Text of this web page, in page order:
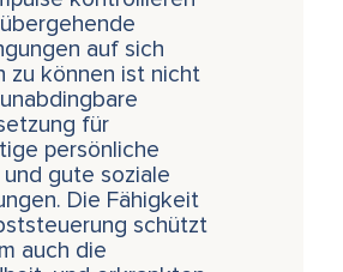
auf sich
zu können ist nicht
für
persönliche
und gute soziale
Die Fähigkeit
schützt
auch die